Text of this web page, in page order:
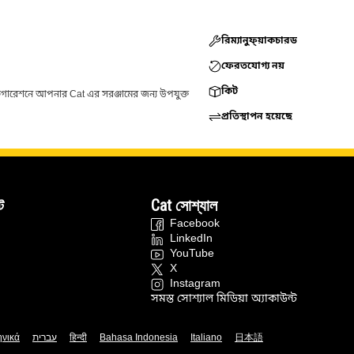
আপনার Cat এর সরঞ্জামের জন্য উপযুক্ত
রিম্যানুফ্য়াকচারড
ফেরতযোগ্য নয়
কিট
প্রতিস্থাপন হয়েছে
Cat সোশ্যাল
Facebook
LinkedIn
YouTube
X
Instagram
সমস্ত সোশ্যাল মিডিয়া অ্যাকাউন্ট
עברית हिन्दी Bahasa Indonesia Italiano 日本語